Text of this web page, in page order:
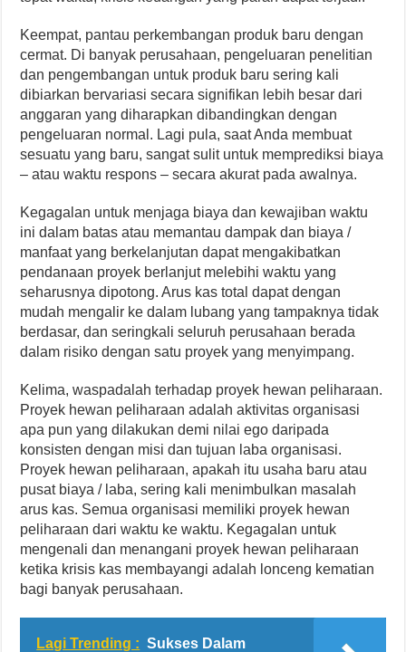
Keempat, pantau perkembangan produk baru dengan
cermat. Di banyak perusahaan, pengeluaran penelitian
dan pengembangan untuk produk baru sering kali
dibiarkan bervariasi secara signifikan lebih besar dari
anggaran yang diharapkan dibandingkan dengan
pengeluaran normal. Lagi pula, saat Anda membuat
sesuatu yang baru, sangat sulit untuk memprediksi biaya
– atau waktu respons – secara akurat pada awalnya.
Kegagalan untuk menjaga biaya dan kewajiban waktu
ini dalam batas atau memantau dampak dan biaya /
manfaat yang berkelanjutan dapat mengakibatkan
pendanaan proyek berlanjut melebihi waktu yang
seharusnya dipotong. Arus kas total dapat dengan
mudah mengalir ke dalam lubang yang tampaknya tidak
berdasar, dan seringkali seluruh perusahaan berada
dalam risiko dengan satu proyek yang menyimpang.
Kelima, waspadalah terhadap proyek hewan peliharaan.
Proyek hewan peliharaan adalah aktivitas organisasi
apa pun yang dilakukan demi nilai ego daripada
konsisten dengan misi dan tujuan laba organisasi.
Proyek hewan peliharaan, apakah itu usaha baru atau
pusat biaya / laba, sering kali menimbulkan masalah
arus kas. Semua organisasi memiliki proyek hewan
peliharaan dari waktu ke waktu. Kegagalan untuk
mengenali dan menangani proyek hewan peliharaan
ketika krisis kas membayangi adalah lonceng kematian
bagi banyak perusahaan.
Lagi Trending : Sukses Dalam